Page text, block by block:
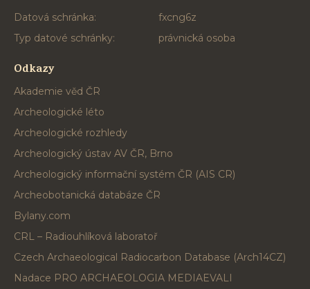
Datová schránka:
fxcng6z
Typ datové schránky:
právnická osoba
Odkazy
Akademie věd ČR
Archeologické léto
Archeologické rozhledy
Archeologický ústav AV ČR, Brno
Archeologický informační systém ČR (AIS CR)
Archeobotanická databáze ČR
Bylany.com
CRL – Radiouhlíková laboratoř
Czech Archaeological Radiocarbon Database (Arch14CZ)
Nadace PRO ARCHAEOLOGIA MEDIAEVALI